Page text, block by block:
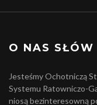
O NAS SŁÓW
Jesteśmy Ochotniczą
Systemu Ratowniczo-
niosą bezinteresowną